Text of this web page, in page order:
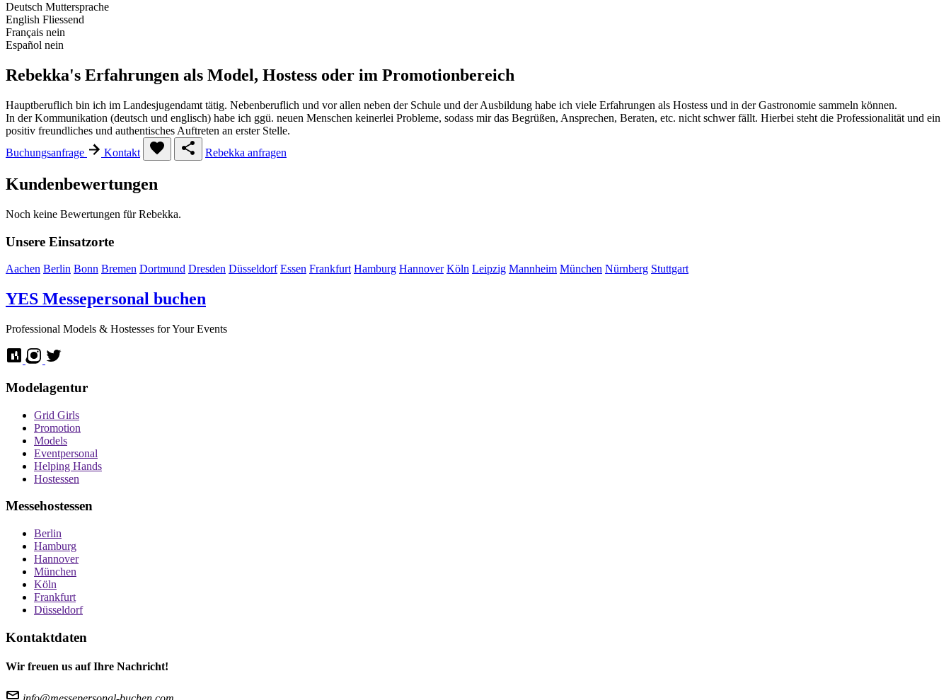
Deutsch Muttersprache
English Fliessend
Français nein
Español nein
Rebekka's Erfahrungen als Model, Hostess oder im Promotionbereich
Hauptberuflich bin ich im Landesjugendamt tätig. Nebenberuflich und vor allen neben der Schule und der Ausbildung habe ich viele Erfahrungen als Hostess und in der Gastronomie sammeln können.
In der Kommunikation (deutsch und englisch) habe ich ggü. neuen Menschen keinerlei Probleme, sodass mir das Begrüßen, Ansprechen, Beraten, etc. nicht schwer fällt. Hierbei steht die Professionalität und ein
positiv freundliches und authentisches Auftreten an erster Stelle.
Buchungsanfrage
Kontakt Rebekka anfragen
Kundenbewertungen
Noch keine Bewertungen für Rebekka.
Unsere Einsatzorte
Aachen Berlin Bonn Bremen Dortmund Dresden Düsseldorf Essen Frankfurt Hamburg Hannover Köln Leipzig Mannheim München Nürnberg Stuttgart
YES Messepersonal buchen
Professional Models & Hostesses for Your Events
Modelagentur
Grid Girls
Promotion
Models
Eventpersonal
Helping Hands
Hostessen
Messehostessen
Berlin
Hamburg
Hannover
München
Köln
Frankfurt
Düsseldorf
Kontaktdaten
Wir freuen us auf Ihre Nachricht!